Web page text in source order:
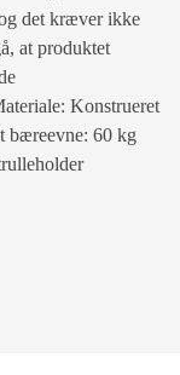
det kræver ikke
at produktet
Konstrueret
bæreevne: 60 kg